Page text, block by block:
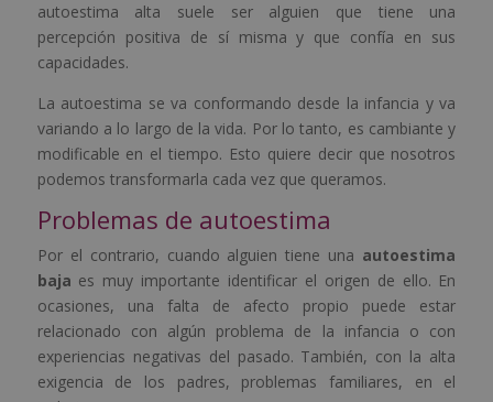
autoestima alta suele ser alguien que tiene una
percepción positiva de sí misma y que confía en sus
capacidades.
La autoestima se va conformando desde la infancia y va
variando a lo largo de la vida. Por lo tanto, es cambiante y
modificable en el tiempo. Esto quiere decir que nosotros
podemos transformarla cada vez que queramos.
Problemas de autoestima
Por el contrario, cuando alguien tiene una autoestima
baja es muy importante identificar el origen de ello. En
ocasiones, una falta de afecto propio puede estar
relacionado con algún problema de la infancia o con
experiencias negativas del pasado. También, con la alta
exigencia de los padres, problemas familiares, en el